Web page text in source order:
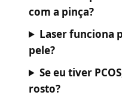
com a pinça?
Laser funciona
pele?
Se eu tiver
rosto?